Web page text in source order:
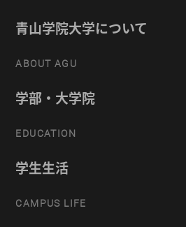
青山学院大学について
ABOUT AGU
学部・大学院
EDUCATION
学生生活
CAMPUS LIFE